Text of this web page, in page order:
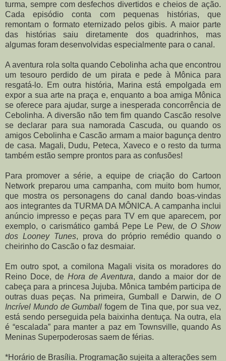
turma, sempre com desfechos divertidos e cheios de ação.
Cada episódio conta com pequenas histórias, que
remontam o formato eternizado pelos gibis. A maior parte
das histórias saiu diretamente dos quadrinhos, mas
algumas foram desenvolvidas especialmente para o canal.
A aventura rola solta quando Cebolinha acha que encontrou
um tesouro perdido de um pirata e pede à Mônica para
resgatá-lo. Em outra história, Marina está empolgada em
expor a sua arte na praça e, enquanto a boa amiga Mônica
se oferece para ajudar, surge a inesperada concorrência de
Cebolinha. A diversão não tem fim quando Cascão resolve
se declarar para sua namorada Cascuda, ou quando os
amigos Cebolinha e Cascão armam a maior bagunça dentro
de casa. Magali, Dudu, Peteca, Xaveco e o resto da turma
também estão sempre prontos para as confusões!
Para promover a série, a equipe de criação do Cartoon
Network preparou uma campanha, com muito bom humor,
que mostra os personagens do canal dando boas-vindas
aos integrantes da TURMA DA MÔNICA. A campanha inclui
anúncio impresso e peças para TV em que aparecem, por
exemplo, o carismático gambá Pepe Le Pew, de O Show
dos Looney Tunes, prova do próprio remédio quando o
cheirinho do Cascão o faz desmaiar.
Em outro spot, a comilona Magali visita os moradores do
Reino Doce, de Hora de Aventura, dando a maior dor de
cabeça para a princesa Jujuba. Mônica também participa de
outras duas peças. Na primeira, Gumball e Darwin, de O
Incrível Mundo de Gumball fogem de Tina que, por sua vez,
está sendo perseguida pela baixinha dentuça. Na outra, ela
é “escalada” para manter a paz em Townsville, quando As
Meninas Superpoderosas saem de férias.
*Horário de Brasília. Programação sujeita a alterações sem